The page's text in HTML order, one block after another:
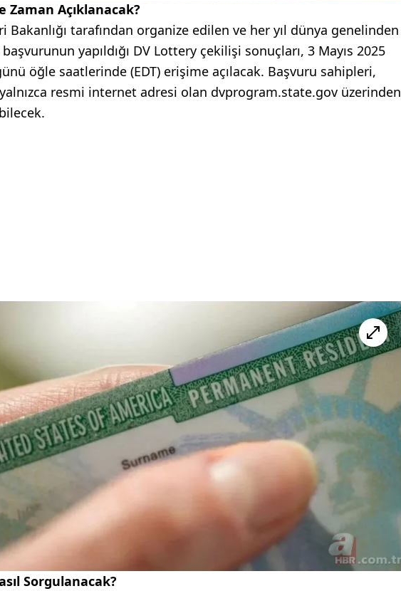
Zaman Açıklanacak?
Bakanlığı tarafından organize edilen ve her yıl dünya genelinden
yapıldığı DV Lottery çekilişi sonuçları, 3 Mayıs 2025
öğle saatlerinde (EDT) erişime açılacak. Başvuru sahipleri,
yalnızca resmi internet adresi olan dvprogram.state.gov üzerinden
Sorgulanacak?